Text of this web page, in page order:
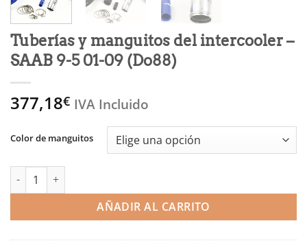
Tuberías y manguitos del intercooler –
SAAB 9-5 01-09 (Do88)
377,18€ IVA Incluido
Color de manguitos
Tuberías y manguitos del intercooler - SAAB 9-5 01-09 (Do88)
AÑADIR AL CARRITO